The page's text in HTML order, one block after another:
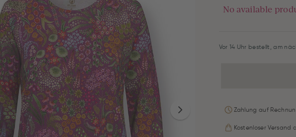
No available
Vor 14 Uhr bestellt, am
Zahlung auf
Kostenloser Versand